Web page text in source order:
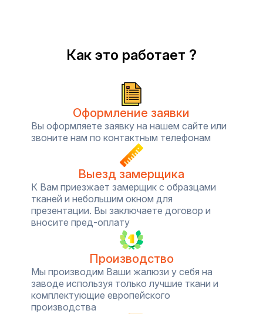
Как это работает ?
Оформление заявки
Вы оформляете заявку на нашем сайте или
звоните нам по контактным телефонам
Выезд замерщика
К Вам приезжает замерщик с образцами
тканей и небольшим окном для
презентации. Вы заключаете договор и
вносите пред-оплату
Производство
Мы производим Ваши жалюзи у себя на
заводе используя только лучшие ткани и
комплектующие европейского
производства